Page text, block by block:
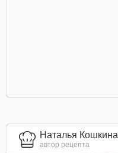
Наталья Кошкина
автор рецепта